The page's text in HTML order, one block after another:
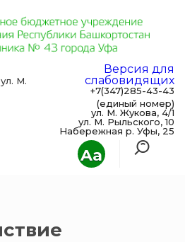
Aa
М.
Версия для
слабовидящих
+7(347)285-43-43
(единый номер)
ул. М. Жукова, 4/1
ул. М. Рыльского, 10
Набережная р. Уфы, 25